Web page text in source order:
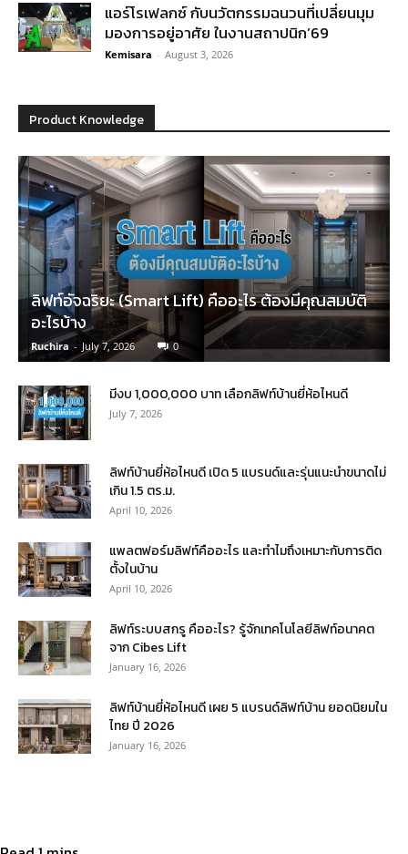
แอร์โรเฟลกซ์ กับนวัตกรรมฉนวนที่เปลี่ยนมุม
มองการอยู่อาศัย ในงานสถาปนิก’69
Kemisara - August 3, 2026
Product Knowledge
ลิฟท์อัจฉริยะ (Smart Lift) คืออะไร ต้องมีคุณสมบัติ
อะไรบ้าง
Ruchira - July 7, 2026 0
มีงบ 1,000,000 บาท เลือกลิฟท์บ้านยี่ห้อไหนดี
July 7, 2026
ลิฟท์บ้านยี่ห้อไหนดี เปิด 5 แบรนด์และรุ่นแนะนำขนาดไม่
เกิน 1.5 ตร.ม.
April 10, 2026
แพลตฟอร์มลิฟท์คืออะไร และทำไมถึงเหมาะกับการติด
ตั้งในบ้าน
April 10, 2026
ลิฟท์ระบบสกรู คืออะไร? รู้จักเทคโนโลยีลิฟท์อนาคต
จาก Cibes Lift
January 16, 2026
ลิฟท์บ้านยี่ห้อไหนดี เผย 5 แบรนด์ลิฟท์บ้าน ยอดนิยมใน
ไทย ปี 2026
January 16, 2026